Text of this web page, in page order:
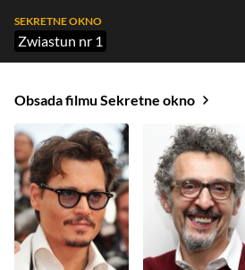
SEKRETNE OKNO
Zwiastun nr 1
Obsada filmu Sekretne okno